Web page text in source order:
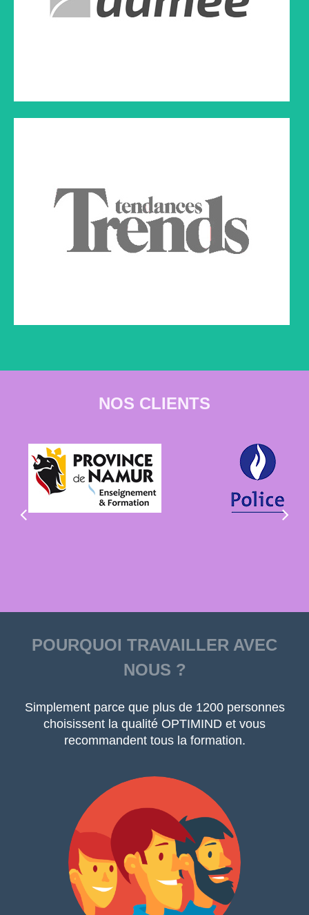
NOS CLIENTS
POURQUOI TRAVAILLER AVEC
NOUS ?
Simplement parce que plus de 1200 personnes
choisissent la qualité OPTIMIND et vous
recommandent tous la formation.